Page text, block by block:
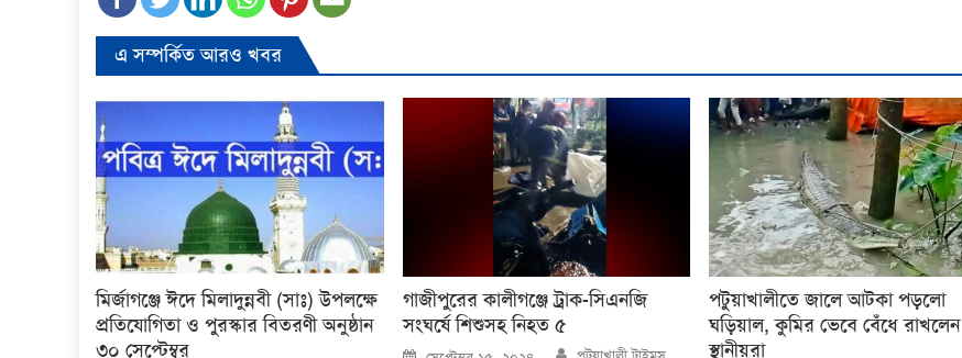
এ সম্পর্কিত আরও খবর
মির্জাগঞ্জে ঈদে মিলাদুন্নবী (সাঃ) উপলক্ষে
প্রতিযোগিতা ও পুরস্কার বিতরণী অনুষ্ঠান
৩০ সেপ্টেম্বর
গাজীপুরের কালীগঞ্জে ট্রাক-সিএনজি
সংঘর্ষে শিশুসহ নিহত ৫
Posted Author
পটুয়াখালীতে জালে আটকা পড়লো
ঘড়িয়াল, কুমির ভেবে বেঁধে রাখলেন
স্থানীয়রা